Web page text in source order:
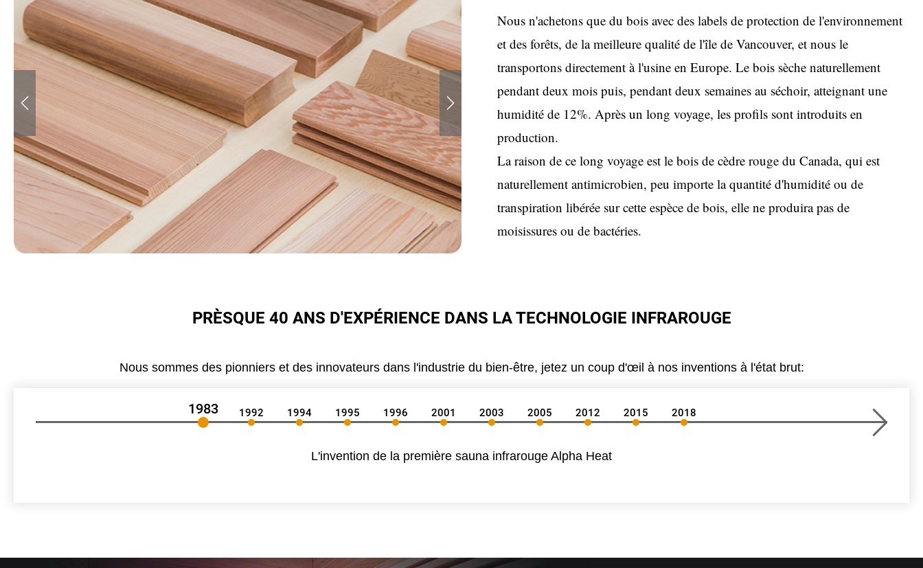
Nous n'achetons que du bois avec des labels de protection de l'environnement
et des forêts, de la meilleure qualité de l'île de Vancouver, et nous le
transportons directement à l'usine en Europe. Le bois sèche naturellement
pendant deux mois puis, pendant deux semaines au séchoir, atteignant une
humidité de 12%. Après un long voyage, les profils sont introduits en
production.
La raison de ce long voyage est le bois de cèdre rouge du Canada, qui est
naturellement antimicrobien, peu importe la quantité d'humidité ou de
transpiration libérée sur cette espèce de bois, elle ne produira pas de
moisissures ou de bactéries.
PRÈSQUE 40 ANS D'EXPÉRIENCE DANS LA TECHNOLOGIE INFRAROUGE
Nous sommes des pionniers et des innovateurs dans l'industrie du bien-être, jetez un coup d'œil à nos inventions à l'état brut:
1983 1992 1994 1995 1996 2001 2003 2005 2012 2015 2018
L'invention de la première sauna infrarouge Alpha Heat